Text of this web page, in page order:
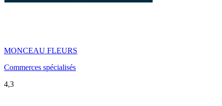
MONCEAU FLEURS
Commerces spécialisés
4,3